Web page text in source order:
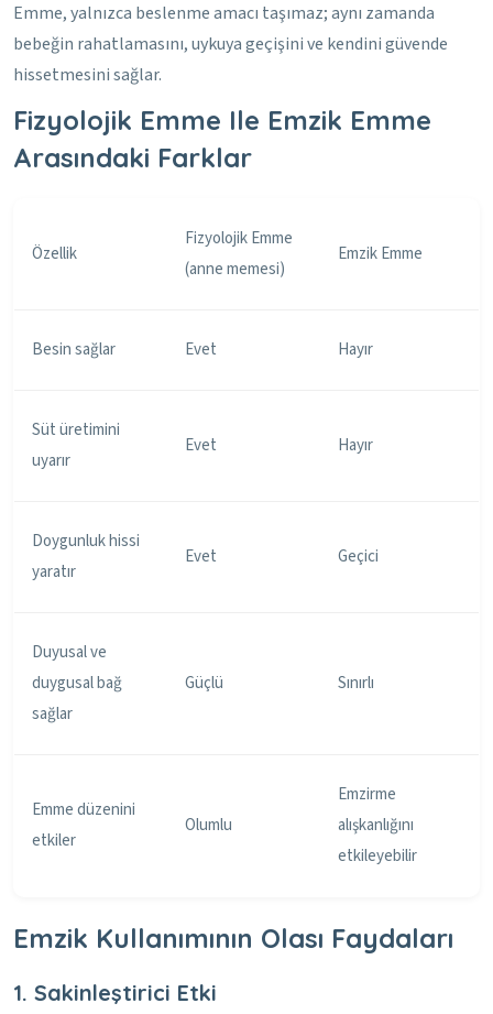
Emme, yalnızca beslenme amacı taşımaz; aynı zamanda
bebeğin rahatlamasını, uykuya geçişini ve kendini güvende
hissetmesini sağlar.
Fizyolojik Emme Ile Emzik Emme
Arasındaki Farklar
Özellik
Fizyolojik Emme
(anne memesi)
Emzik Emme
Besin sağlar Evet Hayır
Süt üretimini
uyarır
Evet Hayır
Doygunluk hissi
yaratır
Evet Geçici
Duyusal ve
duygusal bağ
sağlar
Güçlü Sınırlı
Emme düzenini
etkiler
Olumlu
Emzirme
alışkanlığını
etkileyebilir
Emzik Kullanımının Olası Faydaları
1. Sakinleştirici Etki